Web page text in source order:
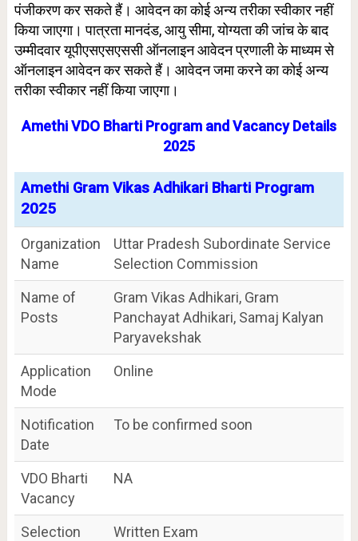
पंजीकरण कर सकते हैं। आवेदन का कोई अन्य तरीका स्वीकार नहीं
किया जाएगा। पात्रता मानदंड, आयु सीमा, योग्यता की जांच के बाद
उम्मीदवार यूपीएसएसएससी ऑनलाइन आवेदन प्रणाली के माध्यम से
ऑनलाइन आवेदन कर सकते हैं। आवेदन जमा करने का कोई अन्य
तरीका स्वीकार नहीं किया जाएगा।
AmethiVDO Bharti Program andVacancy Details
2025
Amethi Gram Vikas Adhikari Bharti Program
2025
Organization
Name
Uttar Pradesh Subordinate Service
Selection Commission
Name of
Posts
Gram Vikas Adhikari, Gram
Panchayat Adhikari, Samaj Kalyan
Paryavekshak
Application
Mode
Online
Notification
Date
To be confirmed soon
VDO Bharti
Vacancy
NA
Selection
Written Exam